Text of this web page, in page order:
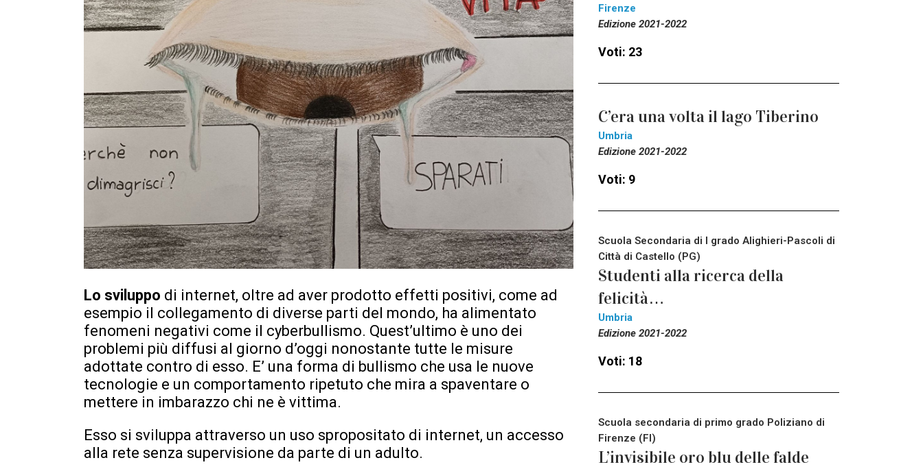
Lo sviluppo di internet, oltre ad aver prodotto effetti positivi, come ad
esempio il collegamento di diverse parti del mondo, ha alimentato
fenomeni negativi come il cyberbullismo. Quest’ultimo è uno dei
problemi più diffusi al giorno d’oggi nonostante tutte le misure
adottate contro di esso. E’ una forma di bullismo che usa le nuove
tecnologie e un comportamento ripetuto che mira a spaventare o
mettere in imbarazzo chi ne è vittima.
Esso si sviluppa attraverso un uso spropositato di internet, un accesso
alla rete senza supervisione da parte di un adulto.
Firenze
Edizione 2021-2022
Voti: 23
C’era una volta il lago Tiberino
Umbria
Edizione 2021-2022
Voti: 9
Scuola Secondaria di I grado Alighieri-Pascoli di
Città di Castello (PG)
Studenti alla ricerca della
felicità…
Umbria
Edizione 2021-2022
Voti: 18
Scuola secondaria di primo grado Poliziano di
Firenze (FI)
L’invisibile oro blu delle falde